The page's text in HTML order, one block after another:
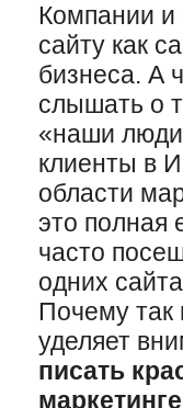
Компании и
сайту как
бизнеса. А
слышать о
«наши
клиенты в
области
это полная
часто
одних
Почему так
уделяет
писать